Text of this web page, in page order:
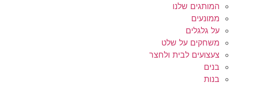
המותגים שלנו
ממונעים
על גלגלים
משחקים על שלט
צעצועים לבית ולחצר
בנים
בנות